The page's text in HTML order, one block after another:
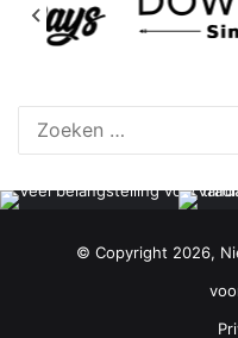
© Copyright 2026,